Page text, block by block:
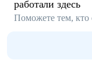
работали здесь
Поможете тем, кто